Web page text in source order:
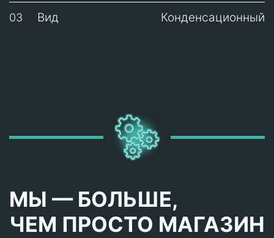
03 Вид Конденсационный
МЫ — БОЛЬШЕ,
ЧЕМ ПРОСТО МАГАЗИН